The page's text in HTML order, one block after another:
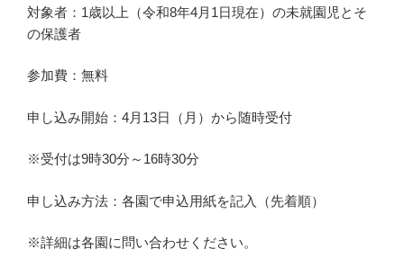
対象者：1歳以上（令和8年4月1日現在）の未就園児とそ
の保護者
参加費：無料
申し込み開始：4月13日（月）から随時受付
※受付は9時30分～16時30分
申し込み方法：各園で申込用紙を記入（先着順）
※詳細は各園に問い合わせください。